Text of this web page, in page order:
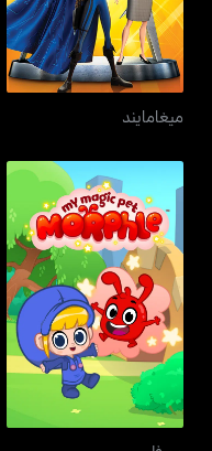
ميغامايند
مورفل